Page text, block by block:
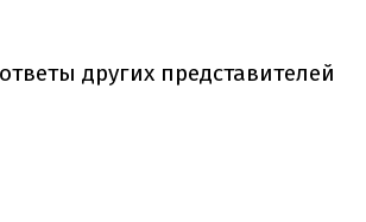
других представителей